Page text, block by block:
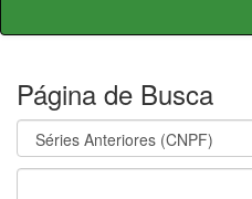
Página de Busca